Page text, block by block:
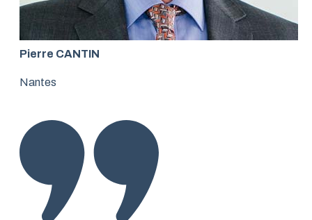
Pierre CANTIN
Nantes